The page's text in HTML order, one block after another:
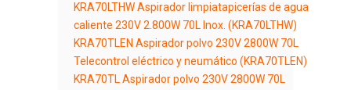
KRA70LTHW Aspirador limpiatapicerías de agua
caliente 230V 2.800W 70L Inox. (KRA70LTHW)
KRA70TLEN Aspirador polvo 230V 2800W 70L
Telecontrol eléctrico y neumático (KRA70TLEN)
KRA70TL Aspirador polvo 230V 2800W 70L